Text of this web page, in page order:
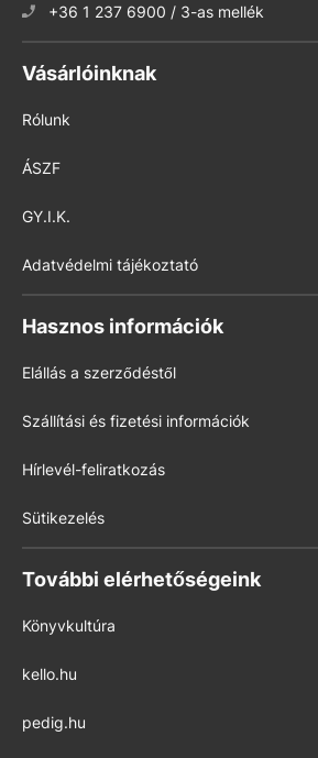
+36 1 237 6900 / 3-as mellék
Vásárlóinknak
Rólunk
ÁSZF
GY.I.K.
Adatvédelmi tájékoztató
Hasznos információk
Elállás a szerződéstől
Szállítási és fizetési információk
Hírlevél-feliratkozás
Sütikezelés
További elérhetőségeink
Könyvkultúra
kello.hu
pedig.hu